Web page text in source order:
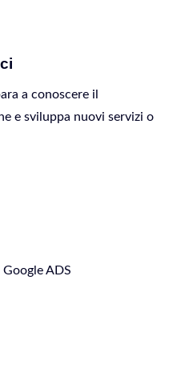
a conoscere il
e sviluppa nuovi servizi o